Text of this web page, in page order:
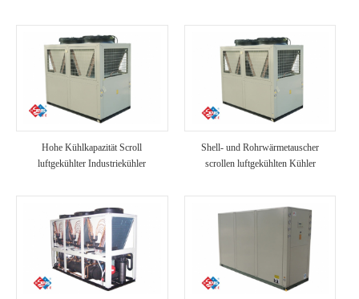
Hohe Kühlkapazität Scroll
luftgekühlter Industriekühler
Shell- und Rohrwärmetauscher
scrollen luftgekühlten Kühler